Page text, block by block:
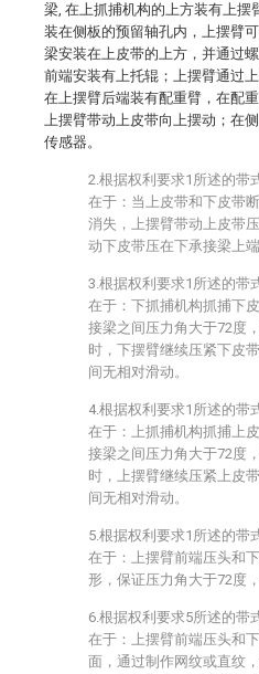
梁, 在上抓捕机构的上方装有上
装在侧板的预留轴孔内，上摆臂
梁安装在上皮带的上方，并通过
前端安装有上托辊；上摆臂通过
在上摆臂后端装有配重臂，在配
上摆臂带动上皮带向上摆动；在
传感器。
2.根据权利要求1所述的带
在于：当上皮带和下皮带
消失，上摆臂带动上皮带
动下皮带压在下承接梁上端
3.根据权利要求1所述的带
在于：下抓捕机构抓捕下
接梁之间压力角大于72度
时，下摆臂继续压紧下皮
间无相对滑动。
4.根据权利要求1所述的带
在于：上抓捕机构抓捕上
接梁之间压力角大于72度
时，上摆臂继续压紧上皮
间无相对滑动。
5.根据权利要求1所述的带
在于：上摆臂前端压头和
形，保证压力角大于72度
6.根据权利要求5所述的带
在于：上摆臂前端压头和
面，通过制作网纹或直纹